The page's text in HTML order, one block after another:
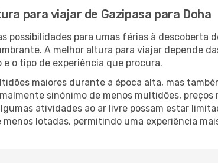
para viajar de Gazipasa para Doha
possibilidades para umas férias à
A melhor altura para viajar depende
o tipo de experiência que procura.
maiores durante a época alta, mas
sinónimo de menos multidões,
atividades ao ar livre possam estar
menos lotadas, permitindo uma experiência